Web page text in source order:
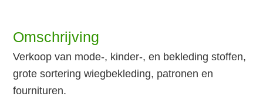
Omschrijving
Verkoop van mode-, kinder-, en bekleding stoffen,
grote sortering wiegbekleding, patronen en
fournituren.